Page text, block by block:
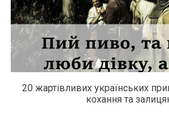
20 жартівливих українських
кохання та